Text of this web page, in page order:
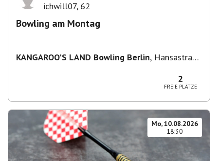
ichwill07, 62
Bowling am Montag
KANGAROO'S LAND Bowling Berlin, Hansastraße
2
FREIE PLÄTZE
Mo, 10.08.2026
18:30